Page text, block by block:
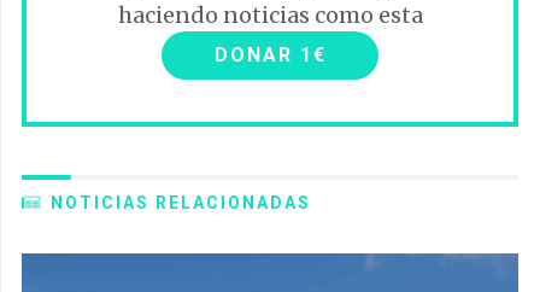
haciendo noticias como esta
DONAR 1€
NOTICIAS RELACIONADAS